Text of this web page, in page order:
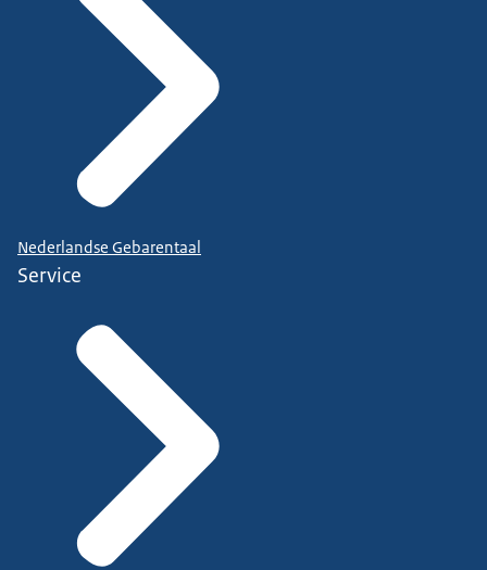
Nederlandse Gebarentaal
Service